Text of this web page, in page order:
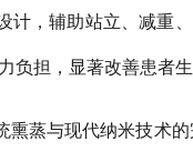
计，辅助站立、减重
负担，显著改善患者生
熏蒸与现代纳米技术